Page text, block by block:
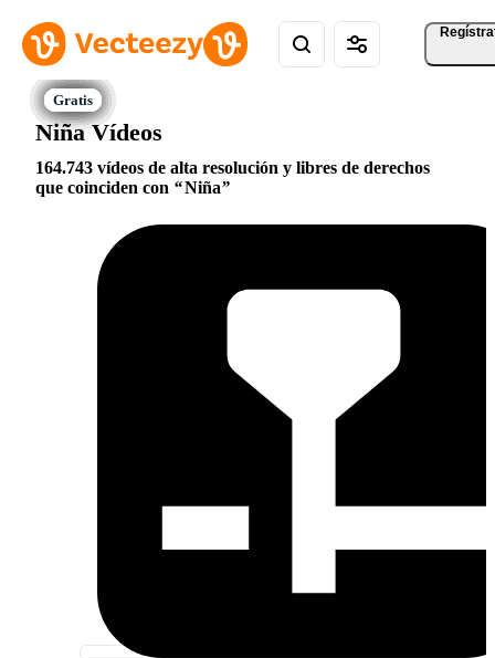
Niña Vídeos
164.743 vídeos de alta resolución y libres de derechos
que coinciden con
Niña